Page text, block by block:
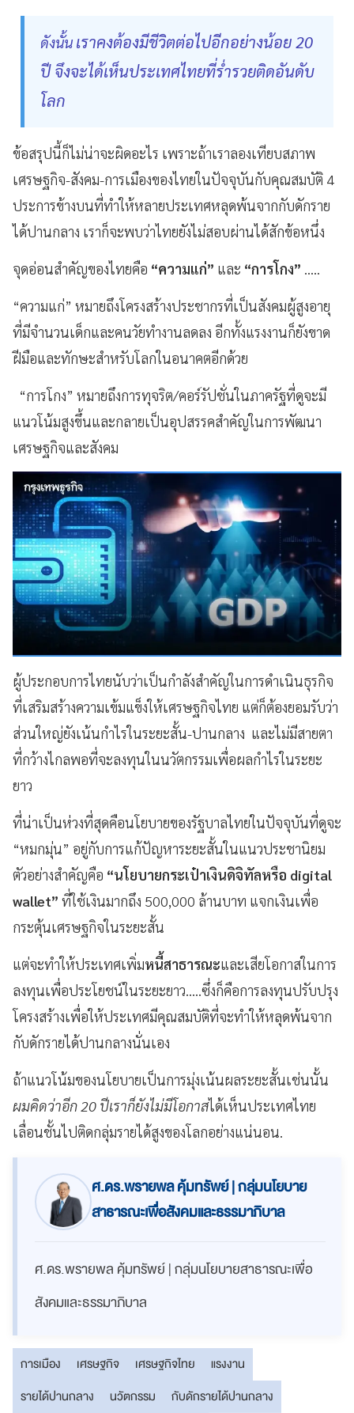
ดังนั้น เราคงต้องมีชีวิตต่อไปอีกอย่างน้อย 20
ปี จึงจะได้เห็นประเทศไทยที่ร่ำรวยติดอันดับ
โลก
ข้อสรุปนี้ก็ไม่น่าจะผิดอะไร เพราะถ้าเราลองเทียบสภาพ
เศรษฐกิจ-สังคม-การเมืองของไทยในปัจจุบันกับคุณสมบัติ 4
ประการข้างบนที่ทำให้หลายประเทศหลุดพ้นจากกับดักราย
ได้ปานกลาง เราก็จะพบว่าไทยยังไม่สอบผ่านได้สักข้อหนึ่ง
จุดอ่อนสำคัญของไทยคือ “ความแก่” และ “การโกง” .....
“ความแก่” หมายถึงโครงสร้างประชากรที่เป็นสังคมผู้สูงอายุ
ที่มีจำนวนเด็กและคนวัยทำงานลดลง อีกทั้งแรงงานก็ยังขาด
ฝีมือและทักษะสำหรับโลกในอนาคตอีกด้วย
“การโกง” หมายถึงการทุจริต/คอร์รัปชั่นในภาครัฐที่ดูจะมี
แนวโน้มสูงขึ้นและกลายเป็นอุปสรรคสำคัญในการพัฒนา
เศรษฐกิจและสังคม
ผู้ประกอบการไทยนับว่าเป็นกำลังสำคัญในการดำเนินธุรกิจ
ที่เสริมสร้างความเข้มแข็งให้เศรษฐกิจไทย แต่ก็ต้องยอมรับว่า
ส่วนใหญ่ยังเน้นกำไรในระยะสั้น-ปานกลาง และไม่มีสายตา
ที่กว้างไกลพอที่จะลงทุนในนวัตกรรมเพื่อผลกำไรในระยะ
ยาว
ที่น่าเป็นห่วงที่สุดคือนโยบายของรัฐบาลไทยในปัจจุบันที่ดูจะ
“หมกมุ่น” อยู่กับการแก้ปัญหาระยะสั้นในแนวประชานิยม
ตัวอย่างสำคัญคือ “นโยบายกระเป๋าเงินดิจิทัลหรือ digital
wallet” ที่ใช้เงินมากถึง 500,000 ล้านบาท แจกเงินเพื่อ
กระตุ้นเศรษฐกิจในระยะสั้น
แต่จะทำให้ประเทศเพิ่มหนี้สาธารณะและเสียโอกาสในการ
ลงทุนเพื่อประโยชน์ในระยะยาว.....ซึ่งก็คือการลงทุนปรับปรุง
โครงสร้างเพื่อให้ประเทศมีคุณสมบัติที่จะทำให้หลุดพ้นจาก
กับดักรายได้ปานกลางนั่นเอง
ถ้าแนวโน้มของนโยบายเป็นการมุ่งเน้นผลระยะสั้นเช่นนั้น
ผมคิดว่าอีก 20 ปีเราก็ยังไม่มีโอกาสได้เห็นประเทศไทย
เลื่อนชั้นไปติดกลุ่มรายได้สูงของโลกอย่างแน่นอน.
ศ.ดร.พรายพล คุ้มทรัพย์ | กลุ่มนโยบาย
สาธารณะเพื่อสังคมและธรรมาภิบาล
ศ.ดร.พรายพล คุ้มทรัพย์ | กลุ่มนโยบายสาธารณะเพื่อ
สังคมและธรรมาภิบาล
การเมือง เศรษฐกิจ เศรษฐกิจไทย
แรงงาน
รายได้ปานกลาง
นวัตกรรม
กับดักรายได้ปานกลาง